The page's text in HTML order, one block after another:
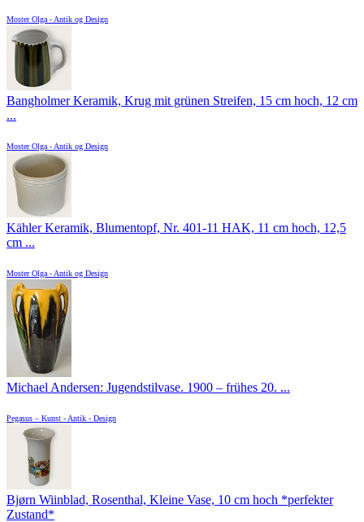
Moster Olga - Antik og Design
Bangholmer Keramik, Krug mit grünen Streifen, 15 cm hoch, 12 cm
...
Moster Olga - Antik og Design
Kähler Keramik, Blumentopf, Nr. 401-11 HAK, 11 cm hoch, 12,5
cm ...
Moster Olga - Antik og Design
Michael Andersen: Jugendstilvase. 1900 – frühes 20. ...
Pegasus – Kunst - Antik - Design
Bjørn Wiinblad, Rosenthal, Kleine Vase, 10 cm hoch *perfekter
Zustand*